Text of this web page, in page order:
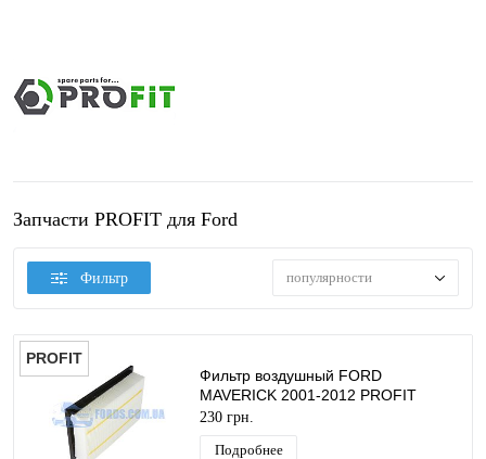
Запчасти PROFIT для Ford
Фильтр популярности
PROFIT
Фильтр воздушный FORD
MAVERICK 2001-2012 PROFIT
230 грн.
Подробнее